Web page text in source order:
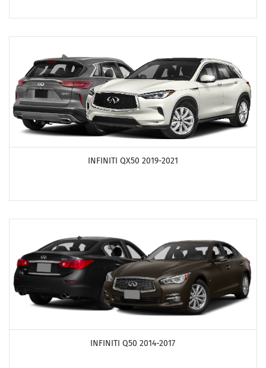
ПОСМОТРЕТЬ ПРОДУКТЫ
INFINITI QX50 2019-2021
ПОСМОТРЕТЬ ПРОДУКТЫ
INFINITI Q50 2014-2017